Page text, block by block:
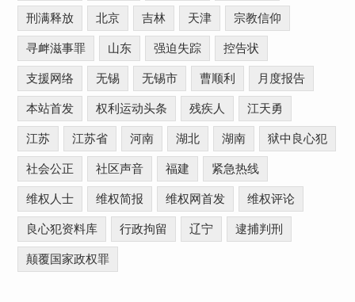
刑满释放 北京 吉林 天津 宗教信仰
寻衅滋事罪 山东 强迫失踪 控告状
支援网络 无锡 无锡市 曹顺利 月度报告
本站首发 权利运动头条 残疾人 江天勇
江苏 江苏省 河南 湖北 湖南 狱中良心犯
社会公正 社区声音 福建 紧急热线
维权人士 维权简报 维权网首发 维权评论
良心犯资料库 行政拘留 辽宁 逮捕判刑
颠覆国家政权罪